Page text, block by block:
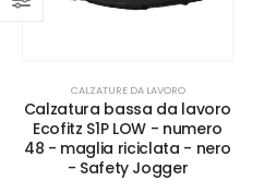
CALZATURE DA LAVORO
Calzatura bassa da lavoro
Ecofitz S1P LOW - numero
48 - maglia riciclata - nero
- Safety Jogger